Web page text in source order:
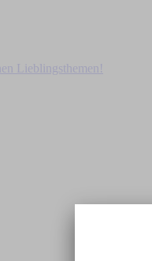
Lieblingsthemen!